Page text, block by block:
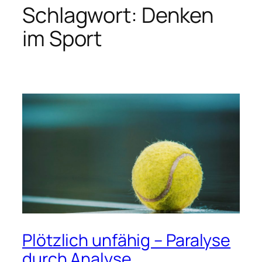
Schlagwort: Denken
im Sport
Plötzlich unfähig – Paralyse